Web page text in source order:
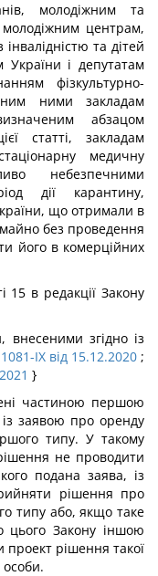
молодіжним та
центрам,
та дітей
України і депутатам
фізкультурно-
ними закладам
абзацом
статті, закладам
медичну
небезпечними
дії карантину,
що отримали в
без проведення
його в комерційних
15 в редакції Закону
внесеними згідно із
IX від 15.12.2020;
}
частиною першою
із заявою про оренду
типу. У такому
не проводити
подана заява, із
рішення про
типу або, якщо таке
цього Закону іншою
рішення такої
особи.